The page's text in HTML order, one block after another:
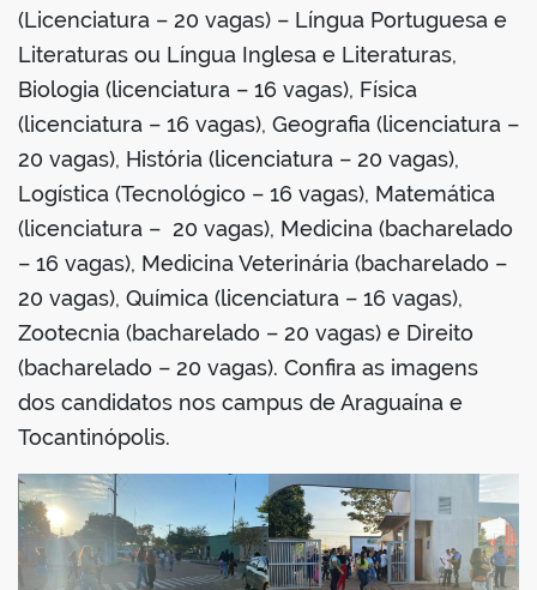
(Licenciatura – 20 vagas) – Língua Portuguesa e
Literaturas ou Língua Inglesa e Literaturas,
Biologia (licenciatura – 16 vagas), Física
(licenciatura – 16 vagas), Geografia (licenciatura –
20 vagas), História (licenciatura – 20 vagas),
Logística (Tecnológico – 16 vagas), Matemática
(licenciatura – 20 vagas), Medicina (bacharelado
– 16 vagas), Medicina Veterinária (bacharelado –
20 vagas), Química (licenciatura – 16 vagas),
Zootecnia (bacharelado – 20 vagas) e Direito
(bacharelado – 20 vagas). Confira as imagens
dos candidatos nos campus de Araguaína e
Tocantinópolis.